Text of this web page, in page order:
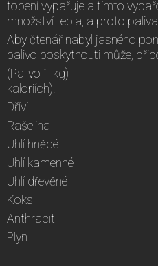
topení vypařuje a tímto
množství tepla, a proto
Aby čtenář nabyl jasného
palivo poskytnouti může,
(Palivo 1 kg)
kaloriích).
Dříví
Rašelina
Uhlí hnědé
Uhlí kamenné
Uhlí dřevěné
Koks
Anthracit
Plyn